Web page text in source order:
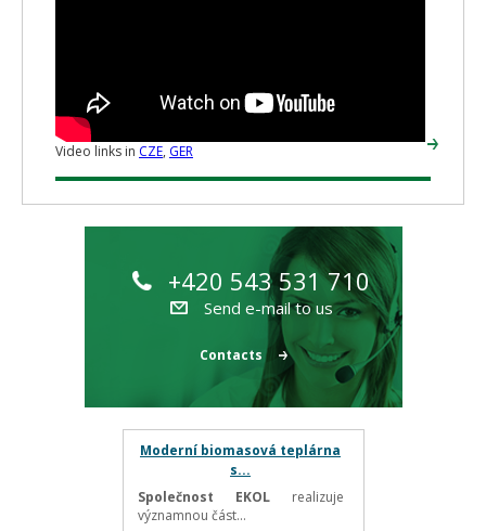
Video links in CZE, GER
+420 543 531 710
Send e-mail to us
Contacts
Moderní biomasová teplárna
s...
Společnost EKOLrealizuje
významnou část...